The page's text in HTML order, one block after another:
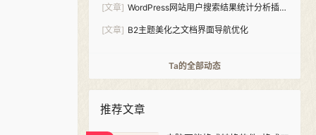
[文章] WordPress网站用户搜索结果统计分析插
[文章] B2主题美化之文档界面导航优化
Ta的全部动态
推荐文章